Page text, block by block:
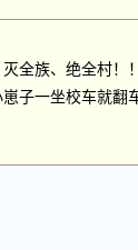
全族、绝全村！
子一坐校车就翻